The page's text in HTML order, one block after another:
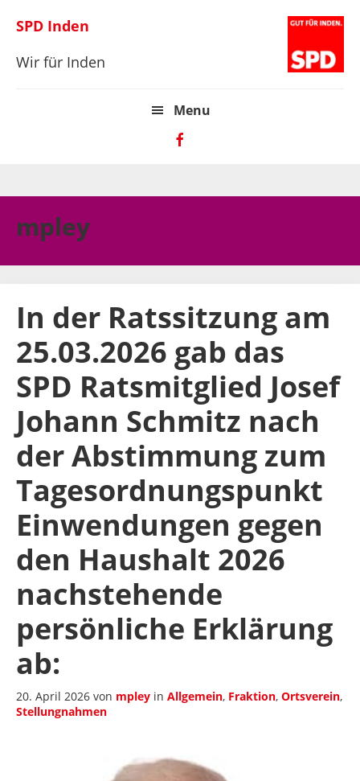
Hauptnavigation
content
Hauptsidebar
SPD Inden
Wir für Inden
Menu
mpley
In der Ratssitzung am
25.03.2026 gab das
SPD Ratsmitglied Josef
Johann Schmitz nach
der Abstimmung zum
Tagesordnungspunkt
Einwendungen gegen
den Haushalt 2026
nachstehende
persönliche Erklärung
ab:
20. April 2026 von mpley in Allgemein, Fraktion, Ortsverein,
Stellungnahmen